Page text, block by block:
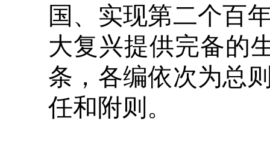
国、实现第二个百
大复兴提供完备的
条，各编依次为总
任和附则。